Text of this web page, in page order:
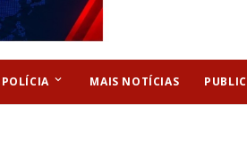
POLÍCIA keyboard_arrow_down MAIS NOTÍCIAS